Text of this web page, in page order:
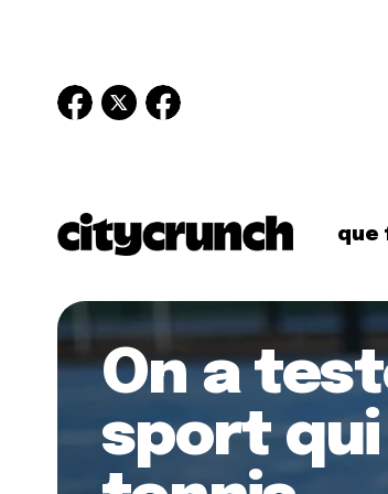
que
On a
sport